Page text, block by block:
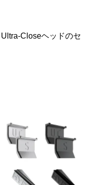
Closeヘッドのセ